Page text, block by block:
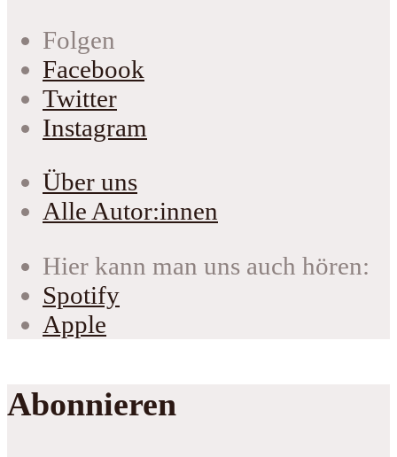
Folgen
Facebook
Twitter
Instagram
Über uns
Alle Autor:innen
Hier kann man uns auch hören:
Spotify
Apple
Abonnieren